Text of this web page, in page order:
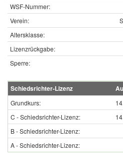
WSF-Nummer:
Verein:
Altersklasse:
Lizenzrückgabe:
Sperre:
Schiedsrichter-Lizenz
Grundkurs:
C - Schiedsrichter-Lizenz:
B - Schiedsrichter-Lizenz:
A - Schiedsrichter-Lizenz: